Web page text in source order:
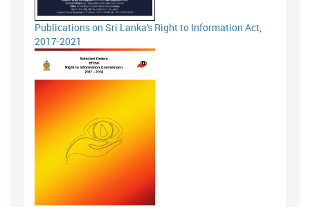
Publications on Sri Lanka's Right to Information Act,
2017-2021